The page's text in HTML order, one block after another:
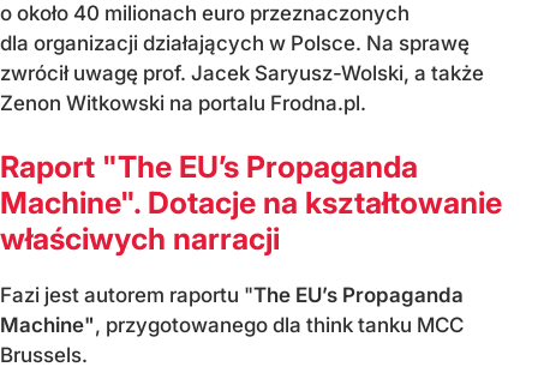
o około 40 milionach euro przeznaczonych
dla organizacji działających w Polsce. Na sprawę
zwrócił uwagę prof. Jacek Saryusz-Wolski, a także
Zenon Witkowski na portalu Frodna.pl.
Raport "The EU’s Propaganda
Machine". Dotacje na kształtowanie
właściwych narracji
Fazi jest autorem raportu "The EU’s Propaganda
Machine", przygotowanego dla think tanku MCC
Brussels.